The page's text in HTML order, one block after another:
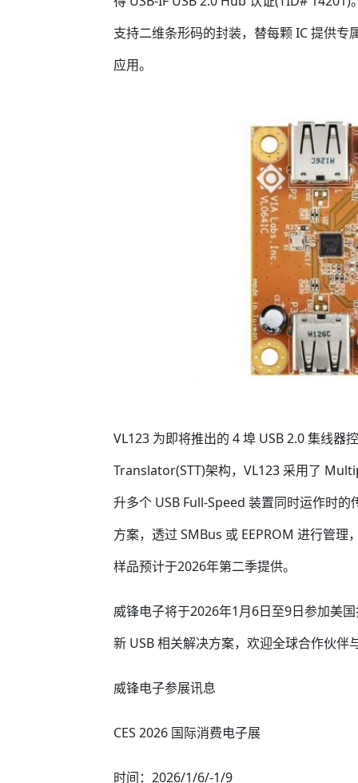
支持二维条形码的封装，替每颗 IC 提供
应用。
VL123 为即将推出的 4 埠 USB 2.0 集线
Translator(STT)架构，VL123 采用了
升多个 USB Full-Speed 装置同时运作时
方案，透过 SMBus 或 EEPROM 进行管
样品预计于2026年第二季提供。
威锋电子将于2026年1月6日至9日参加美
新 USB 相关解决方案，欢迎全球合作伙伴
威锋电子参展讯息
CES 2026 国际消费电子展
时间：2026/1/6/-1/9